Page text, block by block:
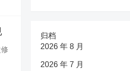
归档
2026 年 8 月
2026 年 7 月